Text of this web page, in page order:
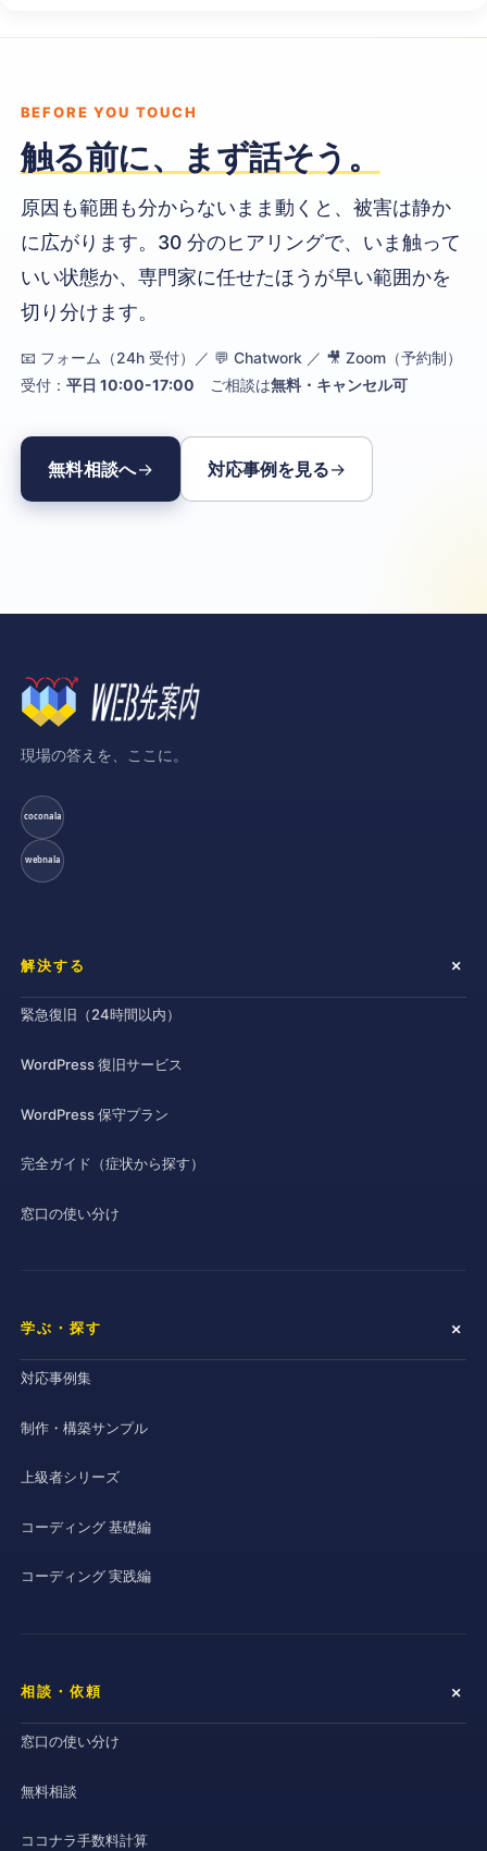
BEFORE YOU TOUCH
触る前に、まず話そう。
原因も範囲も分からないまま動くと、被害は静か
に広がります。30 分のヒアリングで、いま触って
いい状態か、専門家に任せたほうが早い範囲かを
切り分けます。
📧 フォーム（24h 受付）／ 💬 Chatwork ／ 🎥 Zoom（予約制）
受付： 平日 10:00-17:00 ご相談は無料・キャンセル可
無料相談へ 対応事例を見る
現場の答えを、ここに。
coconala
webnala
解決する
緊急復旧（24時間以内）
WordPress 復旧サービス
WordPress 保守プラン
完全ガイド（症状から探す）
窓口の使い分け
学ぶ・探す
対応事例集
制作・構築サンプル
上級者シリーズ
コーディング 基礎編
コーディング 実践編
相談・依頼
窓口の使い分け
無料相談
ココナラ手数料計算